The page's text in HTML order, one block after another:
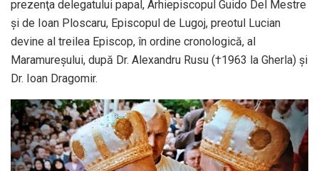
prezenţa delegatului papal, Arhiepiscopul Guido Del Mestre
şi de Ioan Ploscaru, Episcopul de Lugoj, preotul Lucian
devine al treilea Episcop, în ordine cronologică, al
Maramureşului, după Dr. Alexandru Rusu (†1963 la Gherla) şi
Dr. Ioan Dragomir.